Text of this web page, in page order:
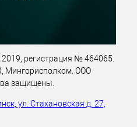
регистрация № 464065.
Мингорисполком. ООО
защищены.
ул. Стахановская д. 27,